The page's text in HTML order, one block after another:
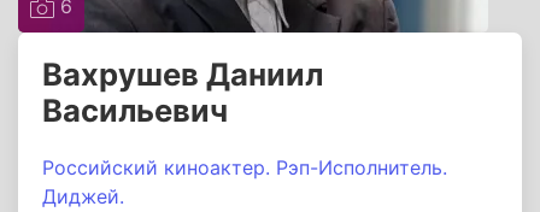
6
Вахрушев Даниил
Васильевич
Российский киноактер. Рэп-Исполнитель.
Диджей.